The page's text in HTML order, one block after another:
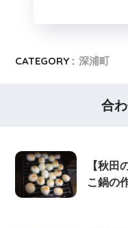
CATEGORY : 深浦町
合
【秋田
こ鍋の